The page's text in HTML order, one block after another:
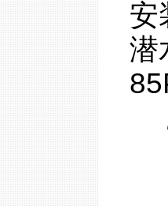
安
潜